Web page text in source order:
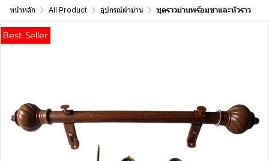
หน้าหลัก All Product อุปกรณ์ผ้าม่าน ชุดราวม่านพร้อมขาและหัวราว
Best Seller